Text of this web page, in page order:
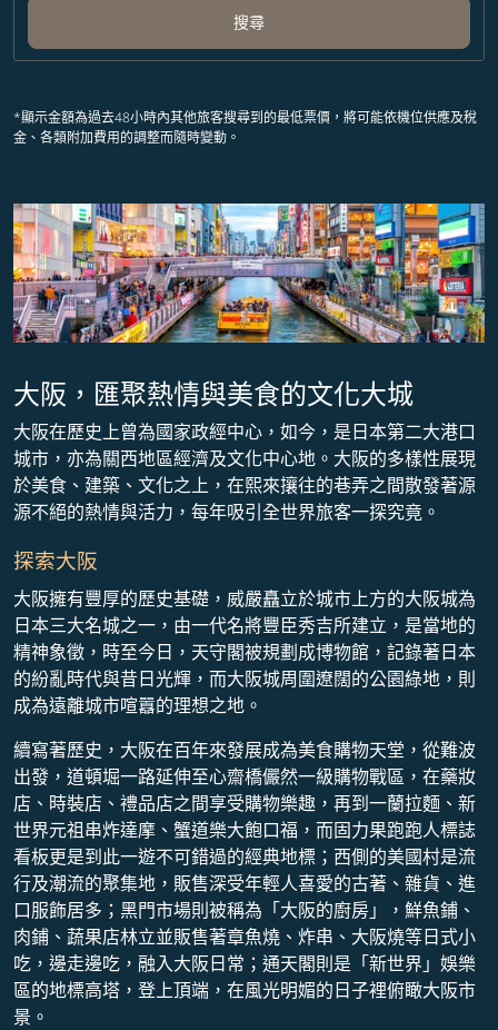
搜尋
*顯示金額為過去48小時內其他旅客搜尋到的最低票價，將可能依機位供應及稅
金、各類附加費用的調整而隨時變動。
大阪，匯聚熱情與美食的文化大城
大阪在歷史上曾為國家政經中心，如今，是日本第二大港口
城市，亦為關西地區經濟及文化中心地。大阪的多樣性展現
於美食、建築、文化之上，在熙來攘往的巷弄之間散發著源
源不絕的熱情與活力，每年吸引全世界旅客一探究竟。
探索大阪
大阪擁有豐厚的歷史基礎，威嚴矗立於城市上方的大阪城為
日本三大名城之一，由一代名將豐臣秀吉所建立，是當地的
精神象徵，時至今日，天守閣被規劃成博物館，記錄著日本
的紛亂時代與昔日光輝，而大阪城周圍遼闊的公園綠地，則
成為遠離城市喧囂的理想之地。
續寫著歷史，大阪在百年來發展成為美食購物天堂，從難波
出發，道頓堀一路延伸至心齋橋儼然一級購物戰區，在藥妝
店、時裝店、禮品店之間享受購物樂趣，再到一蘭拉麵、新
世界元祖串炸達摩、蟹道樂大飽口福，而固力果跑跑人標誌
看板更是到此一遊不可錯過的經典地標；西側的美國村是流
行及潮流的聚集地，販售深受年輕人喜愛的古著、雜貨、進
口服飾居多；黑門市場則被稱為「大阪的廚房」，鮮魚鋪、
肉鋪、蔬果店林立並販售著章魚燒、炸串、大阪燒等日式小
吃，邊走邊吃，融入大阪日常；通天閣則是「新世界」娛樂
區的地標高塔，登上頂端，在風光明媚的日子裡俯瞰大阪市
景。